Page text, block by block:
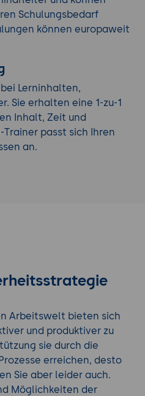
Schulungsbedarf
können europaweit
Lerninhalten,
Sie erhalten eine 1-zu-1
Inhalt, Zeit und
passt sich Ihren
an.
Arbeitswelt bieten sich
und produktiver zu
sie durch die
erreichen, desto
Sie aber leider auch.
Möglichkeiten der